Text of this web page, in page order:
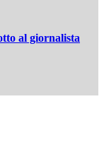
al giornalista